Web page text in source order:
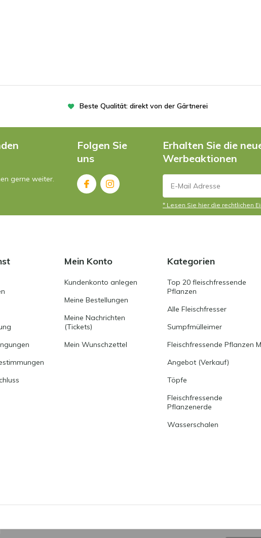
Beste Qualität: direkt von der Gärtnerei
gerne weiter.
Folgen Sie
uns
Erhalten Sie die
Werbeaktionen
* Lesen Sie hier die rechtlichen
Mein Konto
Kundenkonto anlegen
Meine Bestellungen
Meine Nachrichten
(Tickets)
Mein Wunschzettel
Kategorien
Top 20 fleischfressende
Pflanzen
Alle Fleischfresser
Sumpfmülleimer
Fleischfressende Pflanzen
Angebot (Verkauf)
Töpfe
Fleischfressende
Pflanzenerde
Wasserschalen